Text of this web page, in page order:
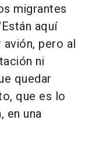
migrantes
aquí
pero al
ni
quedar
que es lo
en una